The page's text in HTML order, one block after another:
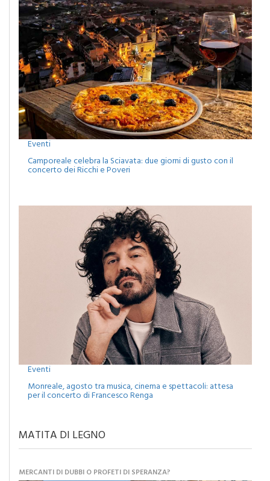
Eventi
Camporeale celebra la Sciavata: due giorni di gusto con il
concerto dei Ricchi e Poveri
Monreale, agosto tra musica, cinema e spettacoli: attesa
per il concerto di Francesco Renga